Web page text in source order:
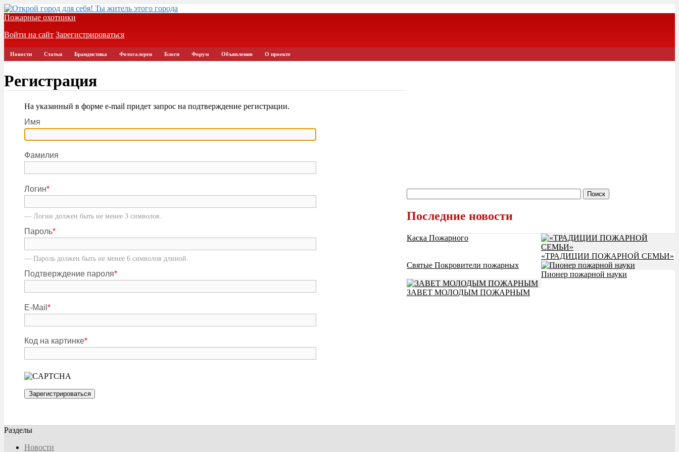
Пожарные охотники
Войти на сайт Зарегистрироваться
Новости Статьи Брандистика Фотогалереи Блоги Форум Объявления О проекте
Регистрация
На указанный в форме e-mail придет запрос на подтверждение регистрации.
Имя
Фамилия
Логин*
— Логин должен быть не менее 3 символов.
Пароль*
— Пароль должен быть не менее 6 символов длиной.
Подтверждение пароля*
E-Mail *
Код на картинке*
Последние новости
Каска Пожарного
«ТРАДИЦИИ ПОЖАРНОЙ СЕМЬИ»
Святые Покровители пожарных
Пионер пожарной науки
ЗАВЕТ МОЛОДЫМ ПОЖАРНЫМ
Разделы
Новости